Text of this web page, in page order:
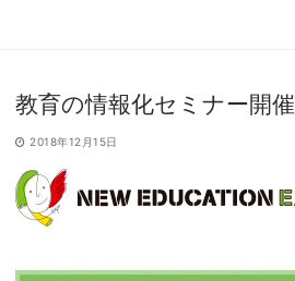
教育の情報化セミナー開催
2018年12月15日